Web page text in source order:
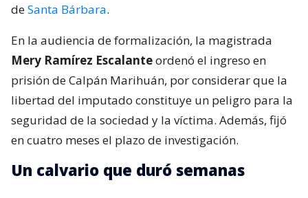
deSanta Bárbara.
En la audiencia de formalización, la magistrada
Mery Ramírez Escalanteordenó el ingreso en
prisión de Calpán Marihuán, por considerar que la
libertad del imputado constituye un peligro para la
seguridad de la sociedad y la víctima. Además, fijó
en cuatro meses el plazo de investigación.
Un calvario que duró semanas